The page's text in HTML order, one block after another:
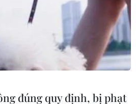
đúng quy định, bị phạt